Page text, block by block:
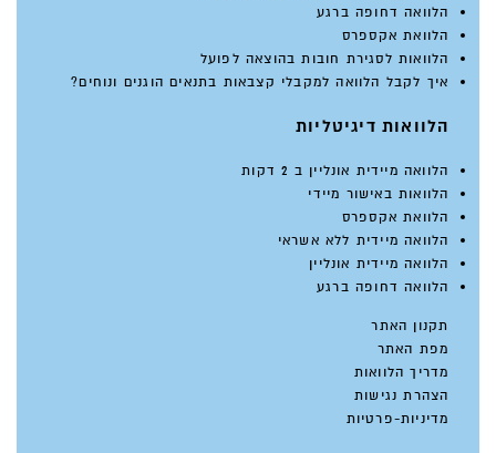
הלוואה דחופה ברגע
הלוואת אקספרס
הלוואות לסגירת חובות בהוצאה לפועל
איך לקבל הלוואה למקבלי קצבאות בתנאים הוגנים ונוחים?
הלוואות דיגיטליות
הלוואה מיידית אונליין ב 2 דקות
הלוואות באישור מיידי
הלוואת אקספרס
הלוואה מיידית ללא אשראי
הלוואה מיידית אונליין
הלוואה דחופה ברגע
תקנון האתר
מפת האתר
מדריך הלוואות
הצהרת נגישות
מדיניות-פרטיות